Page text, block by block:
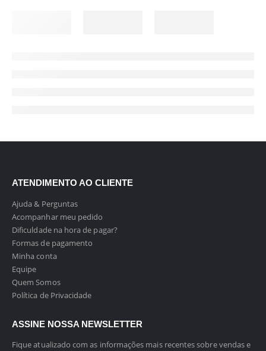
ATENDIMENTO AO CLIENTE
Ajuda & Perguntas
Acompanhar meu pedido
Dificuldade na hora de pagar?
Formas de pagamento
Minha conta
Equipe
Quem Somos
Política de Privacidade
ASSINE NOSSA NEWSLETTER
Fique atualizado com as informações mais recentes sobre vendas e